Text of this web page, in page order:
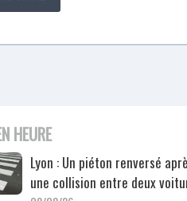
HEURE
Lyon : Un piéton renversé
une collision entre deux